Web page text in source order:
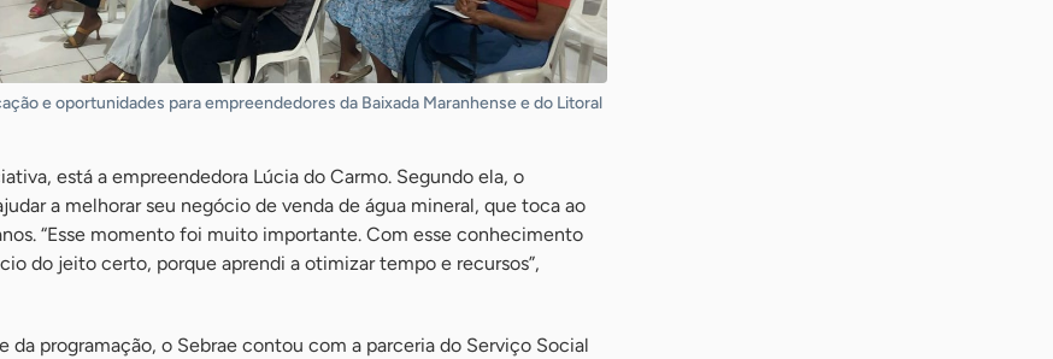
e oportunidades para empreendedores da Baixada Maranhense e do Litoral
está a empreendedora Lúcia do Carmo. Segundo ela, o
a melhorar seu negócio de venda de água mineral, que toca ao
“Esse momento foi muito importante. Com esse conhecimento
do jeito certo, porque aprendi a otimizar tempo e recursos”,
da programação, o Sebrae contou com a parceria do Serviço Social